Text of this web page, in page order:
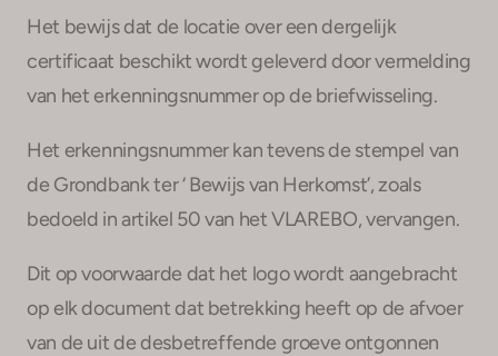
Offerte
Het bewijs dat de locatie over een dergelijk
certificaat beschikt wordt geleverd door vermelding
van het erkenningsnummer op de briefwisseling.
Het erkenningsnummer kan tevens de stempel van
de Grondbank ter ‘ Bewijs van Herkomst’, zoals
bedoeld in artikel 50 van het VLAREBO, vervangen.
Dit op voorwaarde dat het logo wordt aangebracht
op elk document dat betrekking heeft op de afvoer
van de uit de desbetreffende groeve ontgonnen